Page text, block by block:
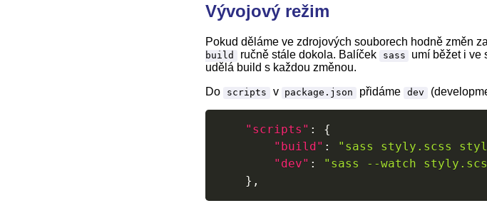
Vývojový režim
Pokud děláme ve zdrojových souborech hodně změn
build
ručně stále dokola. Balíček sass
umí běžet i ve
udělá build s každou změnou.
Do
scripts v package.json přidáme dev
"scripts" :
{
"build" : "sass styly.scss
"dev" :
"sass --watch
} ,